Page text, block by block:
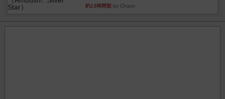
約13時間前 by Chaco